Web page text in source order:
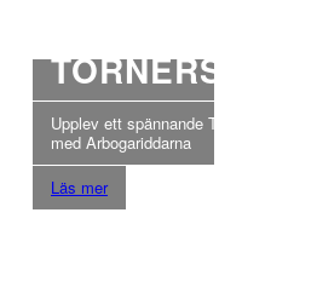
TORNERSPEL
Upplev ett spännande Tornerspel
med Arbogariddarna
Läs mer